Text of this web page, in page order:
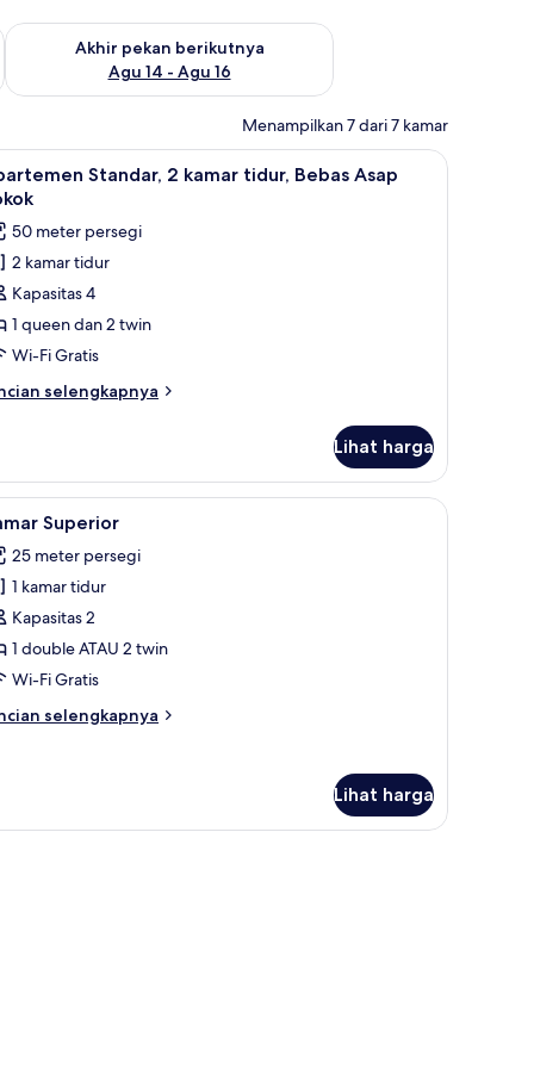
Agu 7 - Agu 9
Akhir pekan berikutnya
Agu 14 - Agu 16
Periksa ketersediaan untuk akhir pekan berikutnya Agu 14 -
Menampilkan 7 dari 7 kamar
Asap Rokok | Seprai antialergi, brankas, dan setrika/meja setrika
Seprai antialergi, brankas, dan setrika/meja
7
Standar, 2 kamar tidur, Bebas Asap
50 meter persegi
2 kamar tidur
Kapasitas 4
1 queen dan 2 twin
Wi-Fi Gratis
selengkapnya
Lihat harga
setrika Kamar Superior | Seprai antialergi, brankas,
3 Superior
25 meter persegi
1 kamar tidur
Kapasitas 2
1 double ATAU 2 twin
Wi-Fi Gratis
selengkapnya
Lihat harga